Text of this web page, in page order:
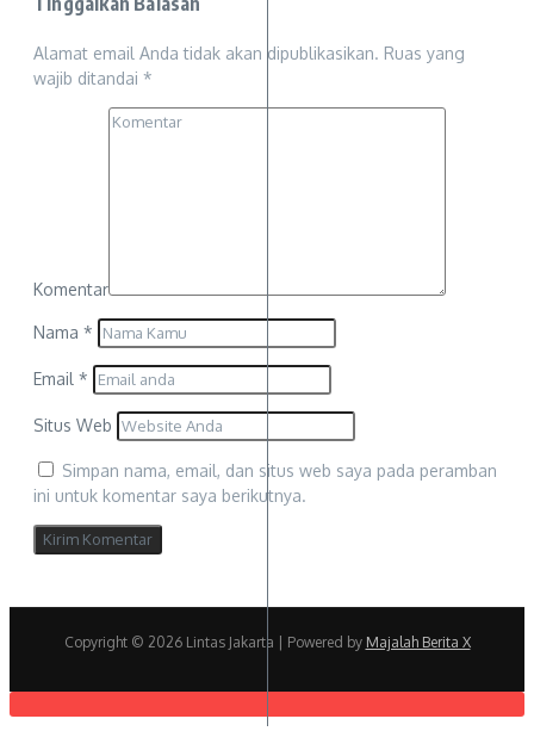
Alamat email Anda tidak akan dipublikasikan. Ruas yang
wajib ditandai *
Komentar
Nama *
Email *
Situs Web
Simpan nama, email, dan situs web saya pada peramban
ini untuk komentar saya berikutnya.
Copyright © 2026 Lintas Jakarta | Powered by Majalah Berita X